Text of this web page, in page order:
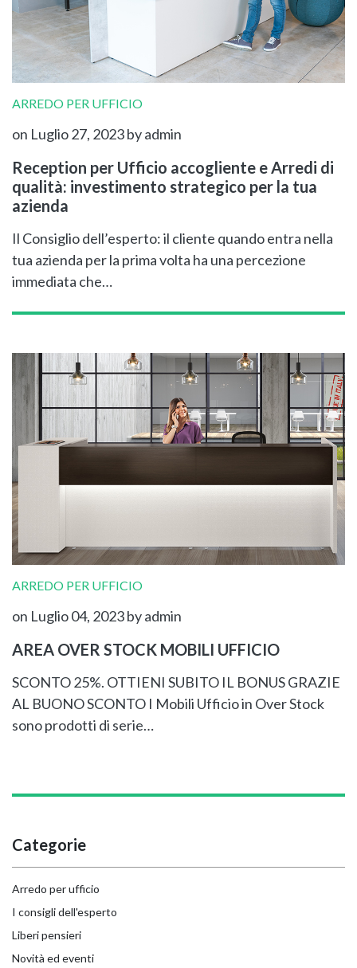
ARREDO PER UFFICIO
on Luglio 27, 2023by admin
Reception per Ufficio accogliente e Arredi di
qualità: investimento strategico per la tua
azienda
Il Consiglio dell’esperto: il cliente quando entra nella
tua azienda per la prima volta ha una percezione
immediata che…
ARREDO PER UFFICIO
on Luglio 04, 2023by admin
AREA OVER STOCK MOBILI UFFICIO
SCONTO 25%. OTTIENI SUBITO IL BONUS GRAZIE
AL BUONO SCONTO I Mobili Ufficio in Over Stock
sono prodotti di serie…
Categorie
Arredo per ufficio
I consigli dell'esperto
Liberi pensieri
Novità ed eventi